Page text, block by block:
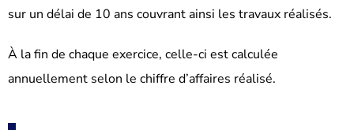
sur un délai de 10 ans couvrant ainsi les travaux réalisés.
À la fin de chaque exercice, celle-ci est calculée
annuellement selon le chiffre d’affaires réalisé.